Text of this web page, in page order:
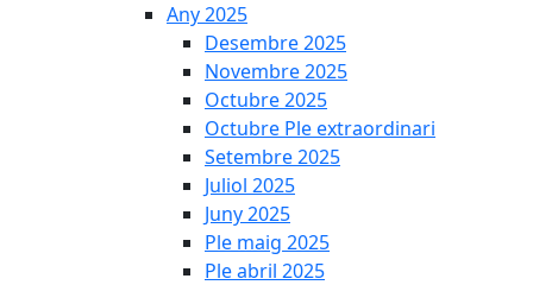
Any 2025
Desembre 2025
Novembre 2025
Octubre 2025
Octubre Ple extraordinari
Setembre 2025
Juliol 2025
Juny 2025
Ple maig 2025
Ple abril 2025